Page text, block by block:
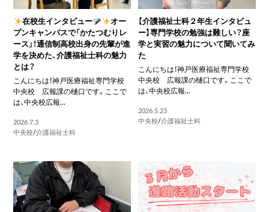
在校生インタビュー
オー
プンキャンパスで「かたつむりレ
ース」！通信制高校出身の先輩が進
学を決めた、介護福祉士科の魅力
とは？
こんにちは！神戸医療福祉専門学校
中央校 広報課の樋口です。ここで
は、中央校広報...
2026.7.3
中央校/介護福祉士科
【介護福祉士科２年生インタビュ
ー】専門学校の勉強は難しい？座
学と実習の魅力について聞いてみ
た
こんにちは！神戸医療福祉専門学校
中央校 広報課の樋口です。ここで
は、中央校広報...
2026.5.23
中央校/介護福祉士科